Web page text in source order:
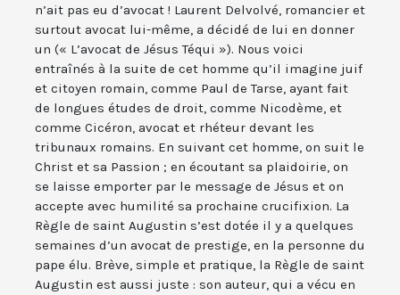
n’ait pas eu d’avocat ! Laurent Delvolvé, romancier et
surtout avocat lui-même, a décidé de lui en donner
un (« L’avocat de Jésus Téqui »). Nous voici
entraînés à la suite de cet homme qu’il imagine juif
et citoyen romain, comme Paul de Tarse, ayant fait
de longues études de droit, comme Nicodème, et
comme Cicéron, avocat et rhéteur devant les
tribunaux romains. En suivant cet homme, on suit le
Christ et sa Passion ; en écoutant sa plaidoirie, on
se laisse emporter par le message de Jésus et on
accepte avec humilité sa prochaine crucifixion. La
Règle de saint Augustin s’est dotée il y a quelques
semaines d’un avocat de prestige, en la personne du
pape élu. Brève, simple et pratique, la Règle de saint
Augustin est aussi juste : son auteur, qui a vécu en